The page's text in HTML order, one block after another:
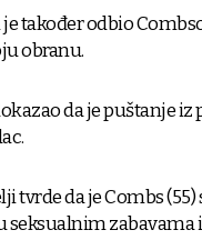
također odbio
obranu.
da je puštanje
tvrde da je Combs
seksualnim